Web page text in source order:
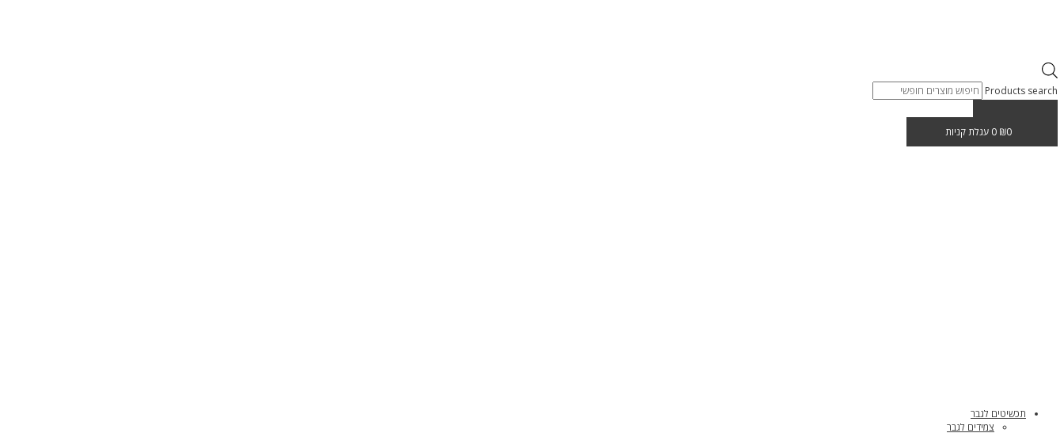
Products search
₪0
0 עגלת קניות
תכשיטים לגבר
צמידים לגבר